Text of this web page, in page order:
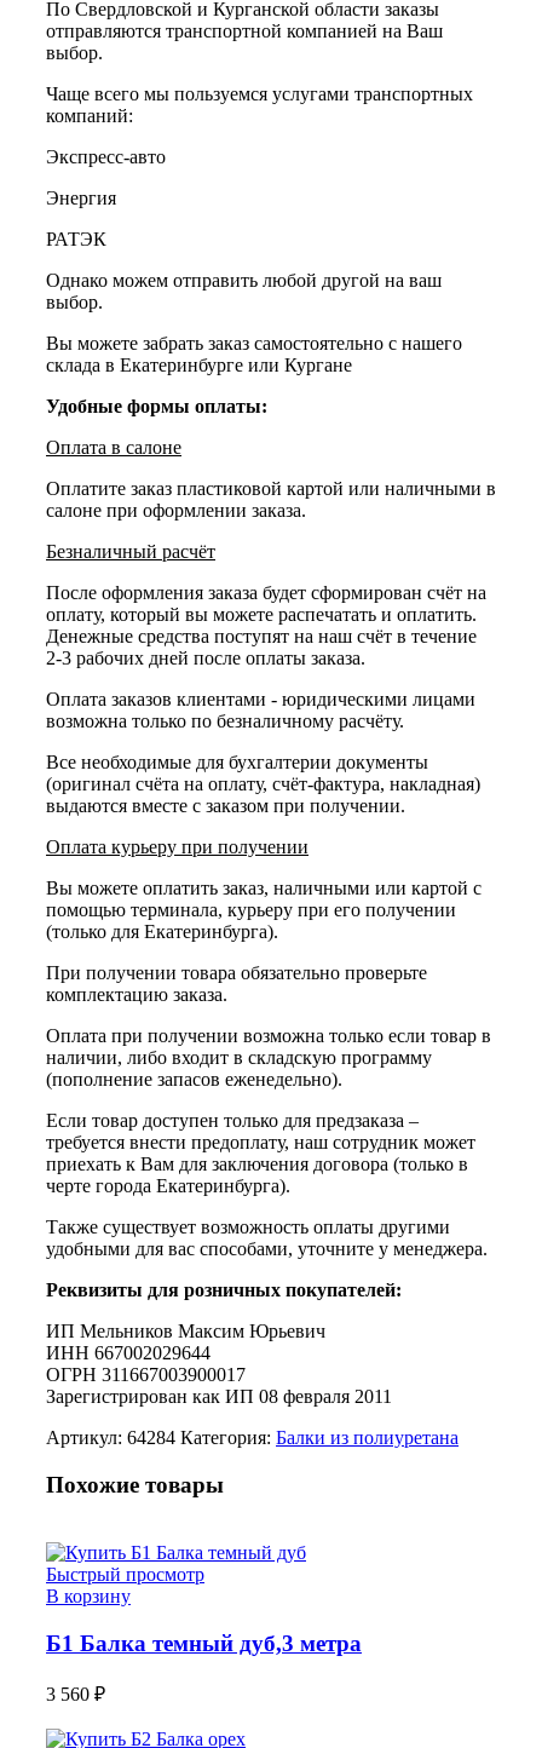
По Свердловской и Курганской области заказы
отправляются транспортной компанией на Ваш
выбор.
Чаще всего мы пользуемся услугами транспортных
компаний:
Экспресс-авто
Энергия
РАТЭК
Однако можем отправить любой другой на ваш
выбор.
Вы можете забрать заказ самостоятельно с нашего
склада в Екатеринбурге или Кургане
Удобные формы оплаты:
Оплата в салоне
Оплатите заказ пластиковой картой или наличными в
салоне при оформлении заказа.
Безналичный расчёт
После оформления заказа будет сформирован счёт на
оплату, который вы можете распечатать и оплатить.
Денежные средства поступят на наш счёт в течение
2-3 рабочих дней после оплаты заказа.
Оплата заказов клиентами - юридическими лицами
возможна только по безналичному расчёту.
Все необходимые для бухгалтерии документы
(оригинал счёта на оплату, счёт-фактура, накладная)
выдаются вместе с заказом при получении.
Оплата курьеру при получении
Вы можете оплатить заказ, наличными или картой с
помощью терминала, курьеру при его получении
(только для Екатеринбурга).
При получении товара обязательно проверьте
комплектацию заказа.
Оплата при получении возможна только если товар в
наличии, либо входит в складскую программу
(пополнение запасов еженедельно).
Если товар доступен только для предзаказа –
требуется внести предоплату, наш сотрудник может
приехать к Вам для заключения договора (только в
черте города Екатеринбурга).
Также существует возможность оплаты другими
удобными для вас способами, уточните у менеджера.
Реквизиты для розничных покупателей:
ИП Мельников Максим Юрьевич
ИНН 667002029644
ОГРН 311667003900017
Зарегистрирован как ИП 08 февраля 2011
Артикул: 64284 Категория: Балки из полиуретана
Похожие товары
Быстрый просмотр
В корзину
Б1 Балка темный дуб,3 метра
3 560 ₽